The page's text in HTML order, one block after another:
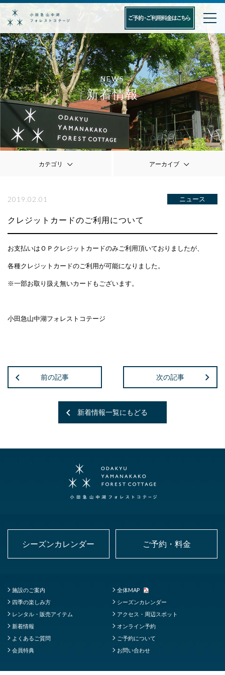
NEWS
新着情報
カテゴリ アーカイブ
2019.02.01 ニュース
クレジットカードのご利用について
お支払いはＯＰクレジットカードのみご利用頂いておりましたが、
各種クレジットカードのご利用が可能になりました。
※一部お取り扱え無いカードもございます。
小田急山中湖フォレストコテージ
前の記事 次の記事
新着情報一覧にもどる
シーズンカレンダー ご予約・料金
施設のご案内
全体MAP
四季の楽しみ方
シーズンカレンダー
レンタル・販売アイテム
アクセス・周辺スポット
新着情報
オンライン予約
よくあるご質問
ご予約について
会員特典
お問い合わせ